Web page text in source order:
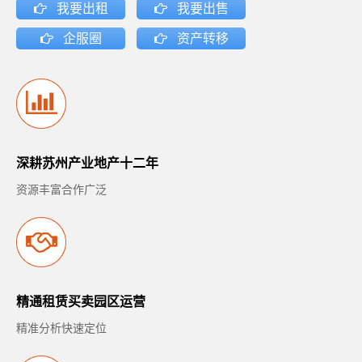
我要出租 我要出售
企服圈 资产转移
深耕苏州产业地产十二年
资源丰富合作广泛
精通租赁买卖园区运营
精准分析快速定位